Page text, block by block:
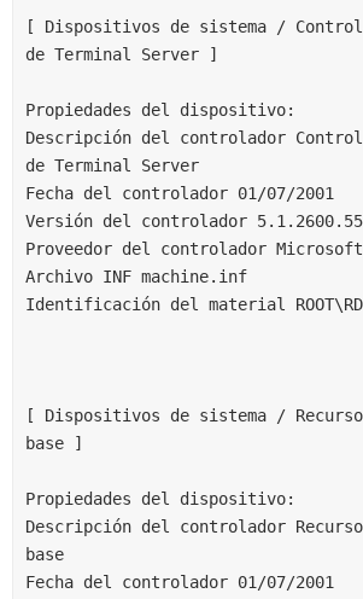
[ Dispositivos de sistema /
de Terminal Server ]
Propiedades del dispositivo:
Descripción del controlador
de Terminal Server
Fecha del controlador 01/07/2001
Versión del controlador
Proveedor del controlador Microsoft
Archivo INF machine.inf
Identificación del material
[ Dispositivos de sistema /
base ]
Propiedades del dispositivo:
Descripción del controlador
base
Fecha del controlador 01/07/2001